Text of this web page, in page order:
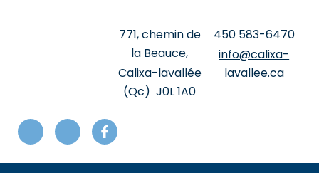
771, chemin de
la Beauce,
Calixa-lavallée
(Qc) J0L 1A0
‍450 ‍583-6470
info@calixa-
lavallee.ca
I
o
n
I
o
n
F
a
c
e